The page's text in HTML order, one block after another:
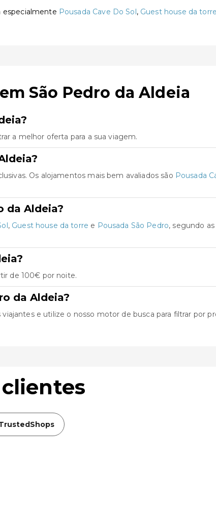
especialmente Pousada Cave Do Sol, Guest house da torre
São Pedro da Aldeia
a melhor oferta para a sua viagem.
Os alojamentos mais bem avaliados são Pousada
da Aldeia?
, Guest house da torre e Pousada São Pedro, segundo
de 100€ por noite.
da Aldeia?
e utilize o nosso motor de busca para filtrar por